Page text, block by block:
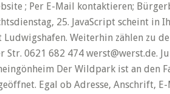
; Per E-Mail kontaktieren;
25. JavaScript scheint in
Weiterhin zählen zu
0621 682 474 werst@werst.de.
Der Wildpark ist an den
Egal ob Adresse, Anschrift, E-